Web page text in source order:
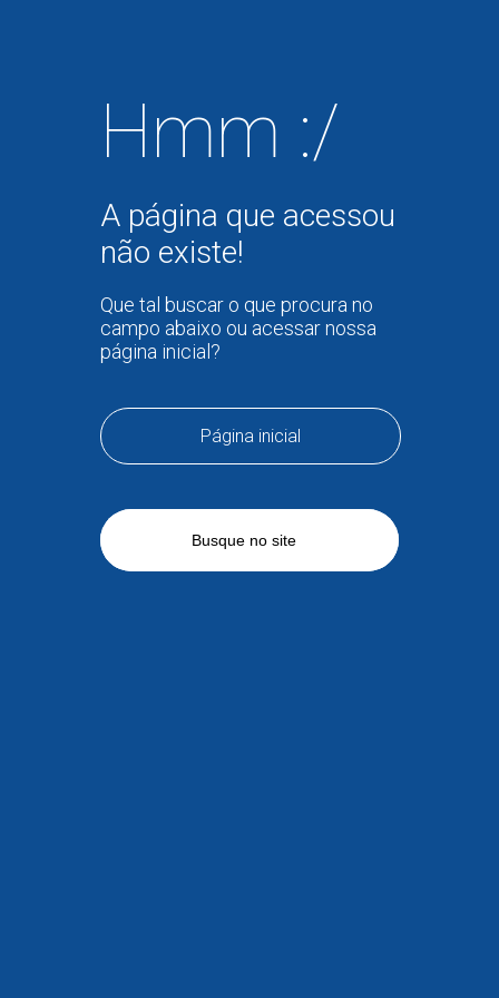
Hmm :/
A página que acessou
não existe!
Que tal buscar o que procura no
campo abaixo ou acessar nossa
página inicial?
Página inicial